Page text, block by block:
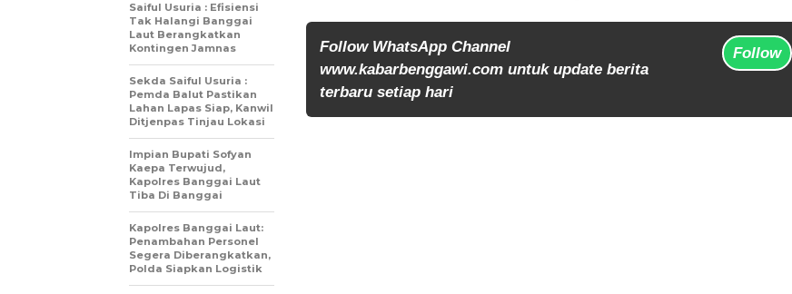
Follow WhatsApp Channel
www.kabarbenggawi.com untuk update berita
terbaru setiap hari
Follow
Saiful Usuria : Efisiensi
Tak Halangi Banggai
Laut Berangkatkan
Kontingen Jamnas
Sekda Saiful Usuria :
Pemda Balut Pastikan
Lahan Lapas Siap, Kanwil
Ditjenpas Tinjau Lokasi
Impian Bupati Sofyan
Kaepa Terwujud,
Kapolres Banggai Laut
Tiba Di Banggai
Kapolres Banggai Laut:
Penambahan Personel
Segera Diberangkatkan,
Polda Siapkan Logistik